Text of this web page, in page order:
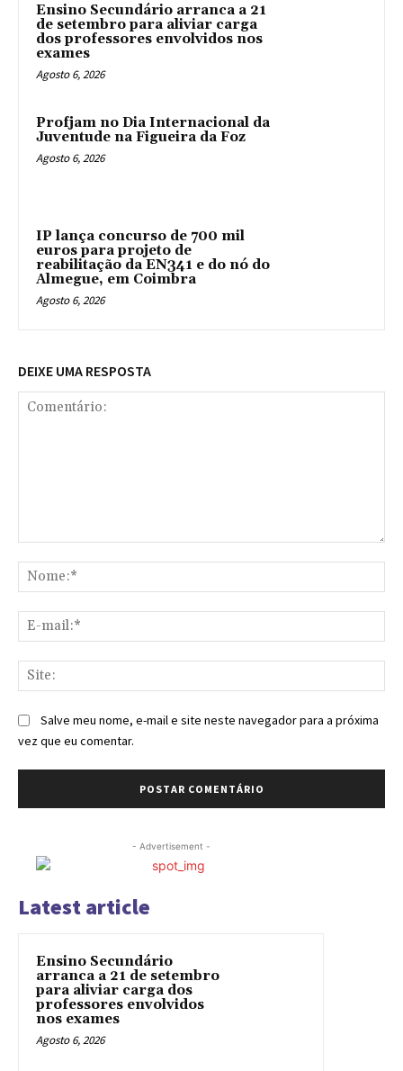
Ensino Secundário arranca a 21
de setembro para aliviar carga
dos professores envolvidos nos
exames
Agosto 6, 2026
Profjam no Dia Internacional da
Juventude na Figueira da Foz
Agosto 6, 2026
IP lança concurso de 700 mil
euros para projeto de
reabilitação da EN341 e do nó do
Almegue, em Coimbra
Agosto 6, 2026
DEIXE UMA RESPOSTA
Salve meu nome, e-mail e site neste navegador para a próxima
vez que eu comentar.
- Advertisement -
Latest article
Ensino Secundário
arranca a 21 de setembro
para aliviar carga dos
professores envolvidos
nos exames
Agosto 6, 2026